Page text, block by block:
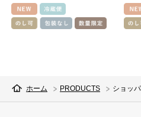
ホーム PRODUCTS ショッ